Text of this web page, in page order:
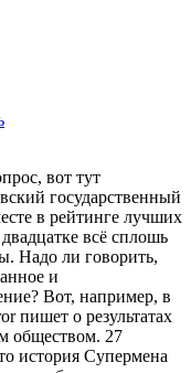
вот тут
государственный
в рейтинге лучших
всё сплошь
Надо ли говорить,
и
Вот, например, в
пишет о результатах
обществом. 27
история Супермена